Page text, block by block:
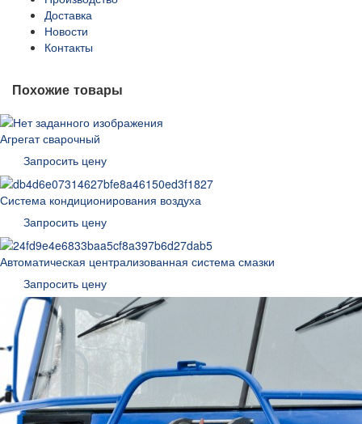
Доставка
Новости
Контакты
Похожие товары
Агрегат сварочный
Запросить цену
Система кондиционирования воздуха
Запросить цену
Автоматическая централизованная система смазки
Запросить цену